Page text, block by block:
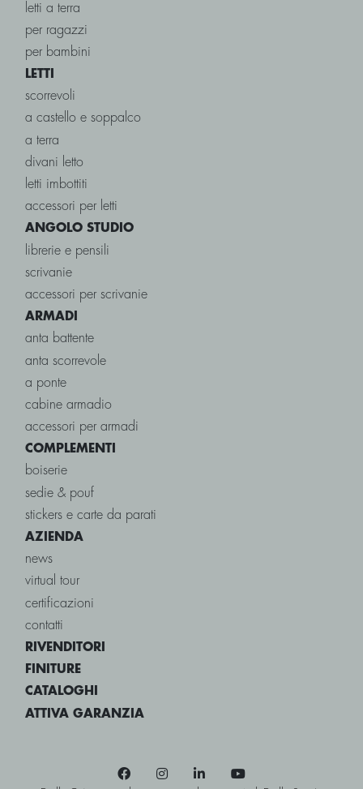
letti a terra
per ragazzi
per bambini
LETTI
scorrevoli
a castello e soppalco
a terra
divani letto
letti imbottiti
accessori per letti
ANGOLO STUDIO
librerie e pensili
scrivanie
accessori per scrivanie
ARMADI
anta battente
anta scorrevole
a ponte
cabine armadio
accessori per armadi
COMPLEMENTI
boiserie
sedie & pouf
stickers e carte da parati
AZIENDA
news
virtual tour
certificazioni
contatti
RIVENDITORI
FINITURE
CATALOGHI
ATTIVA GARANZIA